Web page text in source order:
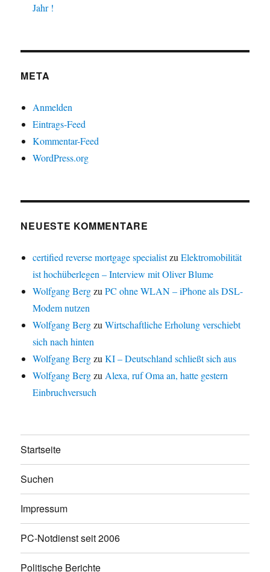
Jahr !
META
Anmelden
Eintrags-Feed
Kommentar-Feed
WordPress.org
NEUESTE KOMMENTARE
certified reverse mortgage specialistzuElektromobilität
ist hochüberlegen – Interview mit Oliver Blume
Wolfgang BergzuPC ohne WLAN – iPhone als DSL-
Modem nutzen
Wolfgang BergzuWirtschaftliche Erholung verschiebt
sich nach hinten
Wolfgang BergzuKI – Deutschland schließt sich aus
Wolfgang Bergzu Alexa, ruf Oma an, hatte gestern
Einbruchversuch
Startseite
Suchen
Impressum
PC-Notdienst seit 2006
Politische Berichte